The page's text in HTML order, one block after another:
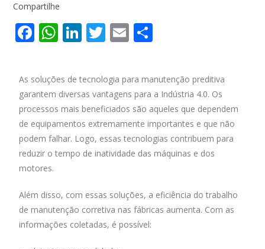
Compartilhe
F
e
b
o
o
k
W
at
s
A
p
p
Li
e
dI
n
T
itt
er
E
l
ar
e
As soluções de tecnologia para manutenção preditiva
garantem diversas vantagens para a Indústria 4.0. Os
processos mais beneficiados são aqueles que dependem
de equipamentos extremamente importantes e que não
podem falhar. Logo, essas tecnologias contribuem para
reduzir o tempo de inatividade das máquinas e dos
motores.
Além disso, com essas soluções, a eficiência do trabalho
de manutenção corretiva nas fábricas aumenta. Com as
informações coletadas, é possível: